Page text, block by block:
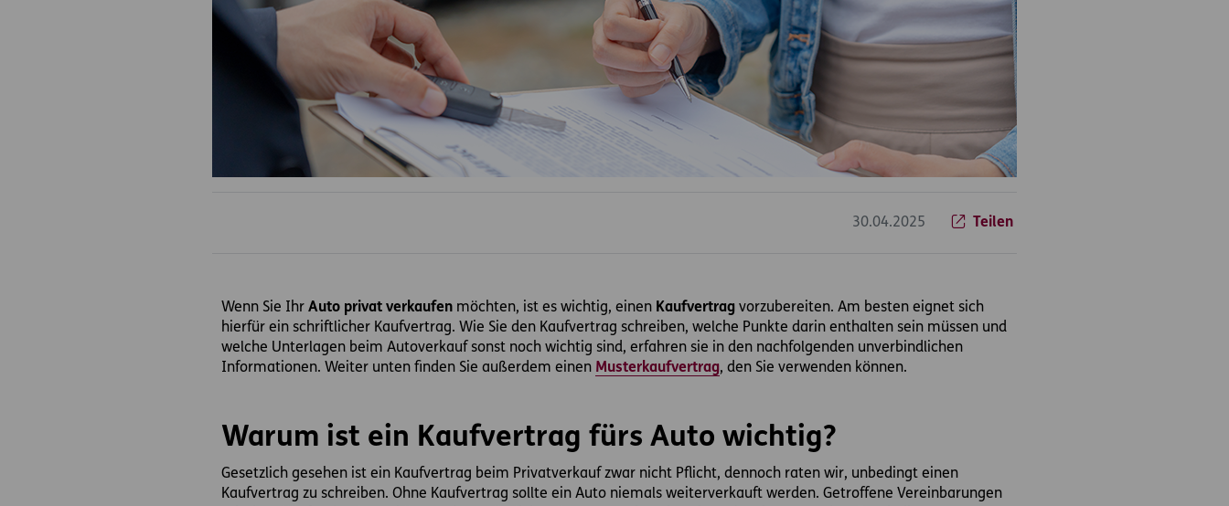
30.04.2025 Teilen
Wenn Sie Ihr Auto privat verkaufen möchten, ist es wichtig, einen Kaufvertrag vorzubereiten. Am besten eignet sich
hierfür ein schriftlicher Kaufvertrag. Wie Sie den Kaufvertrag schreiben, welche Punkte darin enthalten sein müssen und
welche Unterlagen beim Autoverkauf sonst noch wichtig sind, erfahren sie in den nachfolgenden unverbindlichen
Informationen. Weiter unten finden Sie außerdem einen Musterkaufvertrag, den Sie verwenden können.
Warum ist ein Kaufvertrag fürs Auto wichtig?
Gesetzlich gesehen ist ein Kaufvertrag beim Privatverkauf zwar nicht Pflicht, dennoch raten wir, unbedingt einen
Kaufvertrag zu schreiben. Ohne Kaufvertrag sollte ein Auto niemals weiterverkauft werden. Getroffene Vereinbarungen